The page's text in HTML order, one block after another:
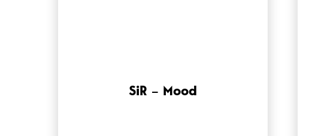
SiR – Mood